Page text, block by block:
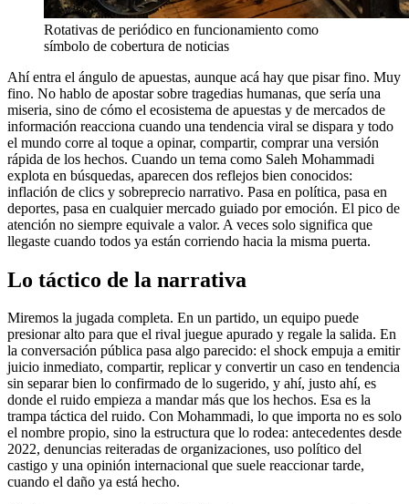
Rotativas de periódico en funcionamiento como
símbolo de cobertura de noticias
Ahí entra el ángulo de apuestas, aunque acá hay que pisar fino. Muy
fino. No hablo de apostar sobre tragedias humanas, que sería una
miseria, sino de cómo el ecosistema de apuestas y de mercados de
información reacciona cuando una tendencia viral se dispara y todo
el mundo corre al toque a opinar, compartir, comprar una versión
rápida de los hechos. Cuando un tema como Saleh Mohammadi
explota en búsquedas, aparecen dos reflejos bien conocidos:
inflación de clics y sobreprecio narrativo. Pasa en política, pasa en
deportes, pasa en cualquier mercado guiado por emoción. El pico de
atención no siempre equivale a valor. A veces solo significa que
llegaste cuando todos ya están corriendo hacia la misma puerta.
Lo táctico de la narrativa
Miremos la jugada completa. En un partido, un equipo puede
presionar alto para que el rival juegue apurado y regale la salida. En
la conversación pública pasa algo parecido: el shock empuja a emitir
juicio inmediato, compartir, replicar y convertir un caso en tendencia
sin separar bien lo confirmado de lo sugerido, y ahí, justo ahí, es
donde el ruido empieza a mandar más que los hechos. Esa es la
trampa táctica del ruido. Con Mohammadi, lo que importa no es solo
el nombre propio, sino la estructura que lo rodea: antecedentes desde
2022, denuncias reiteradas de organizaciones, uso político del
castigo y una opinión internacional que suele reaccionar tarde,
cuando el daño ya está hecho.